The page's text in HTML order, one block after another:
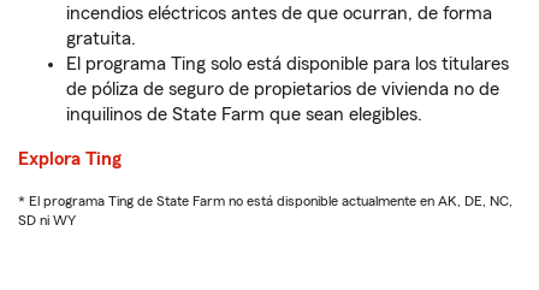
incendios eléctricos antes de que ocurran, de forma
gratuita.
El programa Ting solo está disponible para los titulares
de póliza de seguro de propietarios de vivienda no de
inquilinos de State Farm que sean elegibles.
Explora Ting
* El programa Ting de State Farm no está disponible actualmente en AK, DE, NC,
SD ni WY